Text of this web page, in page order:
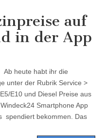
auf
in der App
Ab heute habt ihr die
unter der Rubrik Service >
E10 und Diesel Preise aus
Smartphone App
spendiert bekommen. Das